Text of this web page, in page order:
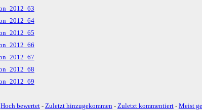
Hoch bewertet- Zuletzt hinzugekommen- Zuletzt kommentiert- Meist